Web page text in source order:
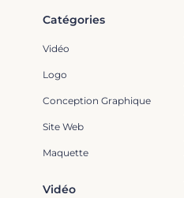
Catégories
Vidéo
Logo
Conception Graphique
Site Web
Maquette
Vidéo